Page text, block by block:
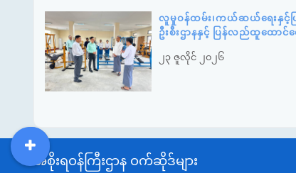
လူမှုဝန်ထမ်း၊ကယ်ဆယ်ရေးနှင့်ပ
ဦးစီးဌာနနှင့် ပြန်လည်ထူထောင်ရ
၂၃ ဇူလိုင် ၂၀၂၆
အစိုးရဝန်ကြီးဌာန ဝက်ဆိုဒ်များ
DDM